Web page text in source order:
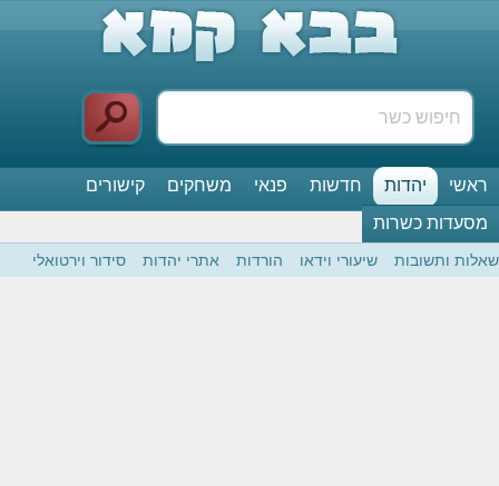
ראשי יהדות חדשות פנאי משחקים
קישורים
מסעדות כשרות
שאלות ותשובות שיעורי וידאו הורדות אתרי יהדות סידור וירטואלי